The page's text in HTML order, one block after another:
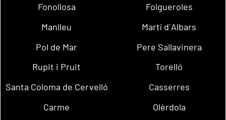
Fonollosa
Folgueroles
Manlleu
Martí d´Albars
Pol de Mar
Pere Sallavinera
Rupit i Pruit
Torelló
Santa Coloma de Cervelló
Casserres
Carme
Olèrdola